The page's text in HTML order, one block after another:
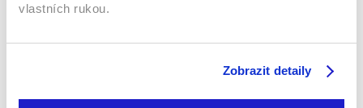
vlastních rukou.
Zobrazit detaily
jak se říká, tvrdí Jelínek.
Společnost DIGI CZ
stránky
18. 7. 2017